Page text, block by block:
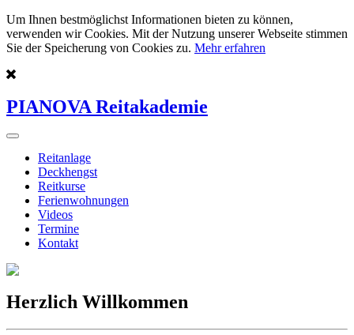
Um Ihnen bestmöglichst Informationen bieten zu können,
verwenden wir Cookies. Mit der Nutzung unserer Webseite stimmen
Sie der Speicherung von Cookies zu. Mehr erfahren
PIANOVA Reitakademie
Reitanlage
Deckhengst
Reitkurse
Ferienwohnungen
Videos
Termine
Kontakt
Herzlich Willkommen